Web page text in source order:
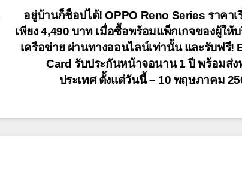
อยู่บ้านก็ช็อปได้! OPPO Reno Series ราคา
เพียง 4,490 บาท เมื่อซื้อพร้อมแพ็กเกจของผู้ให้
เครือข่าย ผ่านทางออนไลน์เท่านั้น และรับฟรี!
Card รับประกันหน้าจอนาน 1 ปี พร้อมส่ง
ประเทศ ตั้งแต่วันนี้ – 10 พฤษภาคม